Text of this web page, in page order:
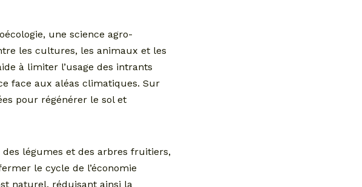
une science agro-
les cultures, les animaux et les
à limiter l’usage des intrants
face aux aléas climatiques. Sur
pour régénérer le sol et
légumes et des arbres fruitiers,
le cycle de l’économie
naturel, réduisant ainsi la